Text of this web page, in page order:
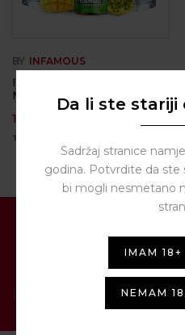
BY INFAMOUS
Infamous CRYO – Gigi’s
Mangos
17,00
PRIJAVITE
[contact-form-7 id="1287"
Da li ste stariji
Sadržaj stranice
godina. Potvrdite da ste
bi mogli nesmetano
IMAM
NEMAM